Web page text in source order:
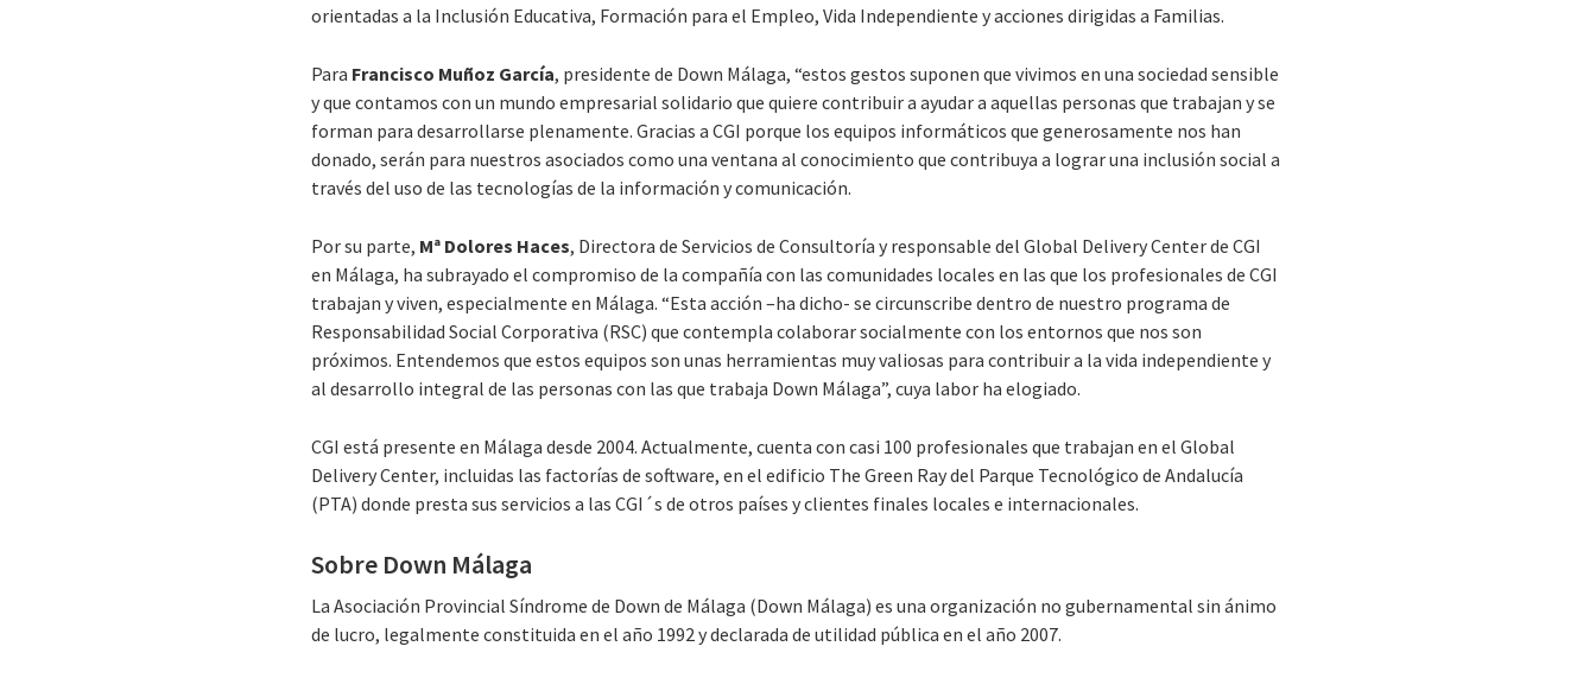
orientadas a la Inclusión Educativa, Formación para el Empleo, Vida Independiente y acciones dirigidas a Familias.
Para Francisco Muñoz García, presidente de Down Málaga, “estos gestos suponen que vivimos en una sociedad sensible
y que contamos con un mundo empresarial solidario que quiere contribuir a ayudar a aquellas personas que trabajan y se
forman para desarrollarse plenamente. Gracias a CGI porque los equipos informáticos que generosamente nos han
donado, serán para nuestros asociados como una ventana al conocimiento que contribuya a lograr una inclusión social a
través del uso de las tecnologías de la información y comunicación.
Por su parte, Mª Dolores Haces, Directora de Servicios de Consultoría y responsable del Global Delivery Center de CGI
en Málaga, ha subrayado el compromiso de la compañía con las comunidades locales en las que los profesionales de CGI
trabajan y viven, especialmente en Málaga. “Esta acción –ha dicho- se circunscribe dentro de nuestro programa de
Responsabilidad Social Corporativa (RSC) que contempla colaborar socialmente con los entornos que nos son
próximos. Entendemos que estos equipos son unas herramientas muy valiosas para contribuir a la vida independiente y
al desarrollo integral de las personas con las que trabaja Down Málaga”, cuya labor ha elogiado.
CGI está presente en Málaga desde 2004. Actualmente, cuenta con casi 100 profesionales que trabajan en el Global
Delivery Center, incluidas las factorías de software, en el edificio The Green Ray del Parque Tecnológico de Andalucía
(PTA) donde presta sus servicios a las CGI´s de otros países y clientes finales locales e internacionales.
Sobre Down Málaga
La Asociación Provincial Síndrome de Down de Málaga (Down Málaga) es una organización no gubernamental sin ánimo
de lucro, legalmente constituida en el año 1992 y declarada de utilidad pública en el año 2007.